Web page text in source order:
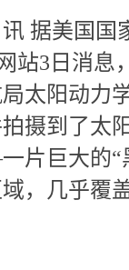
据美国国
站3日消息
太阳动力
摄到了太
片巨大的“
，几乎覆